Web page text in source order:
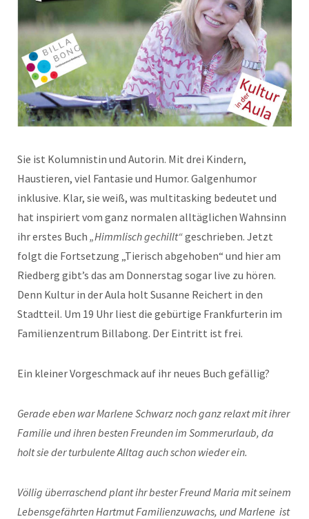
Sie ist Kolumnistin und Autorin. Mit drei Kindern,
Haustieren, viel Fantasie und Humor. Galgenhumor
inklusive. Klar, sie weiß, was multitasking bedeutet und
hat inspiriert vom ganz normalen alltäglichen Wahnsinn
ihr erstes Buch „Himmlisch gechillt“geschrieben. Jetzt
folgt die Fortsetzung „Tierisch abgehoben“ und hier am
Riedberg gibt’s das am Donnerstag sogar live zu hören.
Denn Kultur in der Aula holt Susanne Reichert in den
Stadtteil. Um 19 Uhr liest die gebürtige Frankfurterin im
Familienzentrum Billabong. Der Eintritt ist frei.
Ein kleiner Vorgeschmack auf ihr neues Buch gefällig?
Gerade eben war Marlene Schwarz noch ganz relaxt mit ihrer
Familie und ihren besten Freunden im Sommerurlaub, da
holt sie der turbulente Alltag auch schon wieder ein.
Völlig überraschend plant ihr bester Freund Maria mit seinem
Lebensgefährten Hartmut Familienzuwachs, und Marlene ist